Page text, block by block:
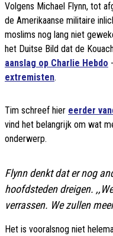
Volgens Michael Flynn, tot
de Amerikaanse militaire
moslims nog lang niet
het Duitse Bild dat de
aanslag op Charlie Hebdo -
extremisten.
Tim schreef hier eerder
vind het belangrijk om wat
onderwerp.
Flynn denkt dat er nog
hoofdsteden dreigen.
verrassen. We zullen
Het is vooralsnog niet